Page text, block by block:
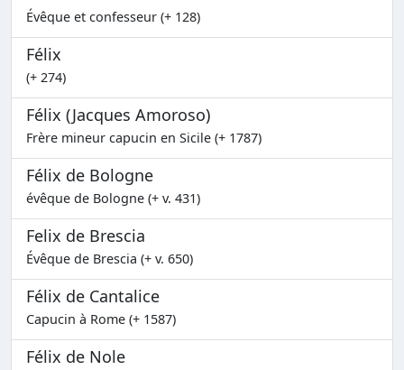
Évêque et confesseur (+ 128)
Félix
(+ 274)
Félix (Jacques Amoroso)
Frère mineur capucin en Sicile (+ 1787)
Félix de Bologne
évêque de Bologne (+ v. 431)
Felix de Brescia
Évêque de Brescia (+ v. 650)
Félix de Cantalice
Capucin à Rome (+ 1587)
Félix de Nole